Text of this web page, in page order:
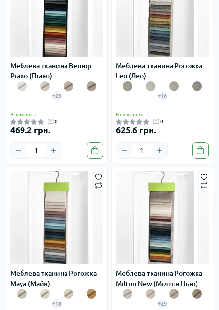
Меблева тканина Велюр
Piano (Піано)
+23
В наявності
0
469.2 грн.
Меблева тканина Рогожка
Leo (Лео)
+16
В наявності
0
625.6 грн.
Меблева тканина Рогожка
Maya (Майя)
+18
Меблева тканина Рогожка
Milton New (Мілтон Нью)
+29